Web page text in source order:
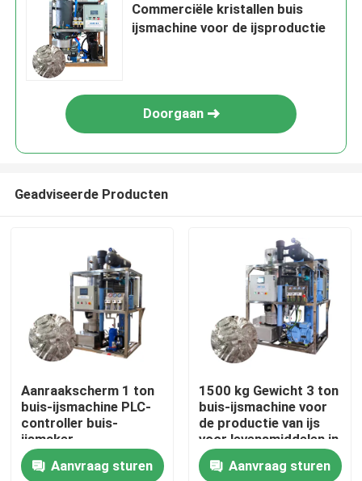
Huis
Commerciële kristallen buis
ijsmachine voor de ijsproductie
Doorgaan
Geadviseerde Producten
Aanraakscherm 1 ton
buis-ijsmachine PLC-
controller buis-
ijsmaker
geautomatiseerd
Aanvraag sturen
1500 kg Gewicht 3 ton
buis-ijsmachine voor
de productie van ijs
voor levensmiddelen in
de verkoop en
prestatiesAanvraag sturen